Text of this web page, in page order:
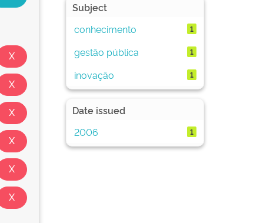
Subject
conhecimento
1
gestão pública 1
inovação 1
Date issued
2006
1